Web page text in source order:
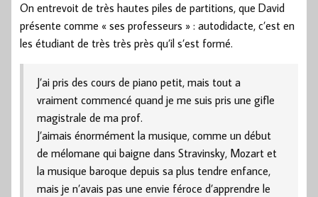
On entrevoit de très hautes piles de partitions, que David
présente comme « ses professeurs » : autodidacte, c’est en
les étudiant de très très près qu’il s’est formé.
J’ai pris des cours de piano petit, mais tout a
vraiment commencé quand je me suis pris une gifle
magistrale de ma prof.
J’aimais énormément la musique, comme un début
de mélomane qui baigne dans Stravinsky, Mozart et
la musique baroque depuis sa plus tendre enfance,
mais je n’avais pas une envie féroce d’apprendre le